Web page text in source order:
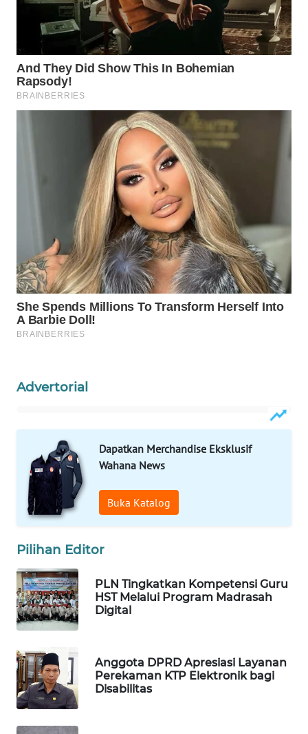
Advertorial
Dapatkan Merchandise Eksklusif
Wahana News
Buka Katalog
Pilihan Editor
PLN Tingkatkan Kompetensi Guru
HST Melalui Program Madrasah
Digital
Anggota DPRD Apresiasi Layanan
Perekaman KTP Elektronik bagi
Disabilitas
ID
WAHANANEWS
CO ID
WAHANANEWS
NET
WAHANA
SELEB
PERSONA
WAHANA
DESA
WISATA
LAPAK
Wahana
Network
KONSUMEN
LISTRIK
MASYARAKAT
KELISTRIKAN